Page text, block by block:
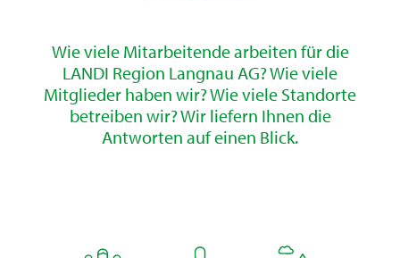
Wie viele Mitarbeitende arbeiten für die
LANDI Region Langnau AG? Wie viele
Mitglieder haben wir? Wie viele Standorte
betreiben wir? Wir liefern Ihnen die
Antworten auf einen Blick.